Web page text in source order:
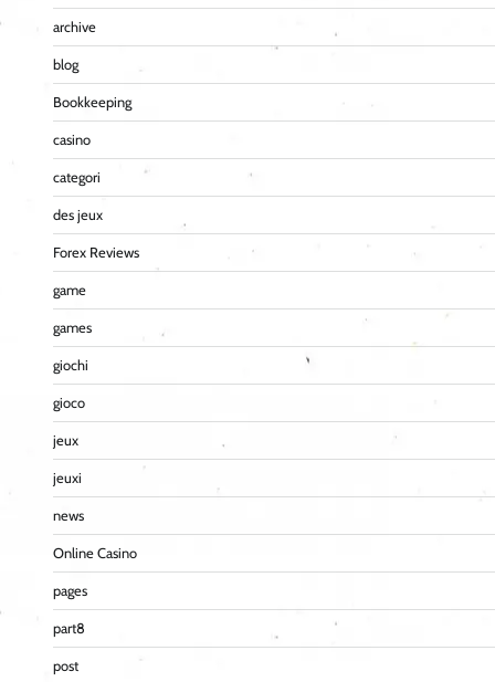
archive
blog
Bookkeeping
casino
categori
des jeux
Forex Reviews
game
games
giochi
gioco
jeux
jeuxi
news
Online Casino
pages
part8
post